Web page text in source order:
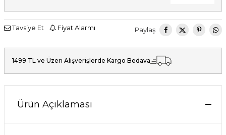
Tavsiye Et Fiyat Alarmı Paylaş
1499 TL ve Üzeri Alışverişlerde Kargo Bedava
Ürün Açıklaması